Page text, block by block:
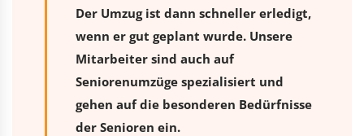
Der Umzug ist dann schneller erledigt,
wenn er gut geplant wurde. Unsere
Mitarbeiter sind auch auf
Seniorenumzüge spezialisiert und
gehen auf die besonderen Bedürfnisse
der Senioren ein.